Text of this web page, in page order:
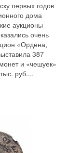
первых годов
дома
аукционы
очень
«Ордена,
387
и «чешуек»
руб....